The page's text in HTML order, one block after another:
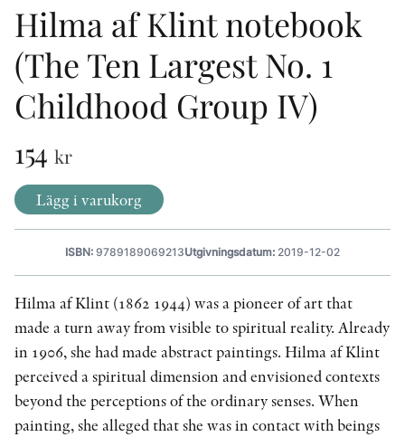
VIDEOGALLERI
ÖVRIGA FORMAT
Hilma af Klint notebook
(The Ten Largest No. 1
Childhood Group IV)
154 kr
Lägg i varukorg
ISBN: 9789189069213Utgivningsdatum: 2019-12-02
Hilma af Klint (1862 1944) was a pioneer of art that
made a turn away from visible to spiritual reality. Already
in 1906, she had made abstract paintings. Hilma af Klint
perceived a spiritual dimension and envisioned contexts
beyond the perceptions of the ordinary senses. When
painting, she alleged that she was in contact with beings